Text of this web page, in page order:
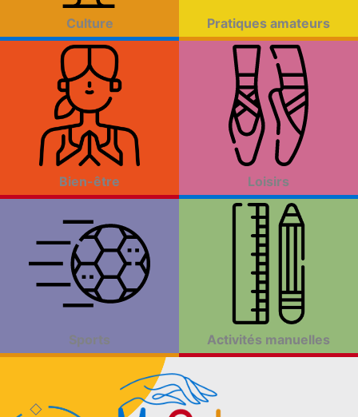
Culture Pratiques amateurs
Bien-être Loisirs
Sports Activités manuelles